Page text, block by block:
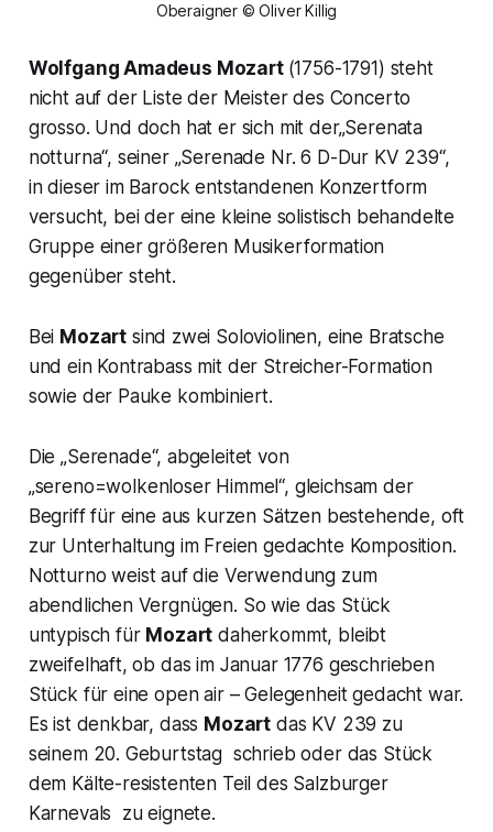
Oberaigner © Oliver Killig
Wolfgang Amadeus Mozart (1756-1791) steht
nicht auf der Liste der Meister des Concerto
grosso. Und doch hat er sich mit der„Serenata
notturna“, seiner „Serenade Nr. 6 D-Dur KV 239“,
in dieser im Barock entstandenen Konzertform
versucht, bei der eine kleine solistisch behandelte
Gruppe einer größeren Musikerformation
gegenüber steht.
Bei Mozart sind zwei Soloviolinen, eine Bratsche
und ein Kontrabass mit der Streicher-Formation
sowie der Pauke kombiniert.
Die „Serenade“, abgeleitet von
„sereno=wolkenloser Himmel“, gleichsam der
Begriff für eine aus kurzen Sätzen bestehende, oft
zur Unterhaltung im Freien gedachte Komposition.
Notturnoweist auf die Verwendung zum
abendlichen Vergnügen. So wie das Stück
untypisch für Mozart daherkommt, bleibt
zweifelhaft, ob das im Januar 1776 geschrieben
Stück für eine open air – Gelegenheitgedacht war.
Es ist denkbar, dass Mozart das KV 239 zu
seinem 20. Geburtstag schrieb oder das Stück
dem Kälte-resistenten Teil des Salzburger
Karnevals zu eignete.